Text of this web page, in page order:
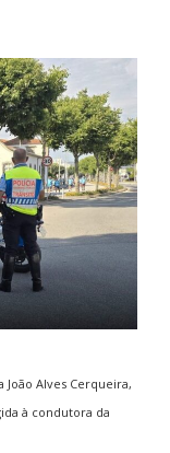
Alves Cerqueira,
à condutora da